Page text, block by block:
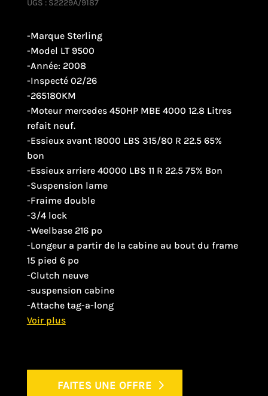
UGS : S2229A/9187
-Marque Sterling
-Model LT 9500
-Année: 2008
-Inspecté 02/26
-265180KM
-Moteur mercedes 450HP MBE 4000 12.8 Litres
refait neuf.
-Essieux avant 18000 LBS 315/80 R 22.5 65%
bon
-Essieux arriere 40000 LBS 11 R 22.5 75% Bon
-Suspension lame
-Fraime double
-3/4 lock
-Weelbase 216 po
-Longeur a partir de la cabine au bout du frame
15 pied 6 po
-Clutch neuve
-suspension cabine
-Attache tag-a-long
FAITES UNE OFFRE